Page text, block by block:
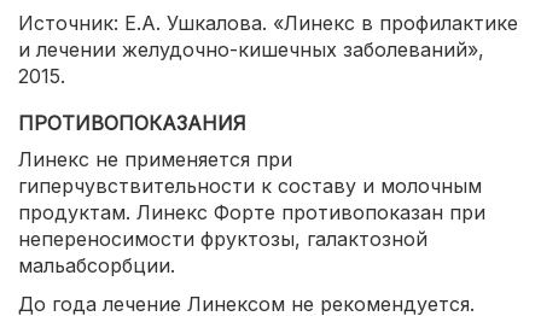
Источник: Е.А. Ушкалова. «Линекс в профилактике
и лечении желудочно-кишечных заболеваний»,
2015.
ПРОТИВОПОКАЗАНИЯ
Линекс не применяется при
гиперчувствительности к составу и молочным
продуктам. Линекс Форте противопоказан при
непереносимости фруктозы, галактозной
мальабсорбции.
До года лечение Линексом не рекомендуется.